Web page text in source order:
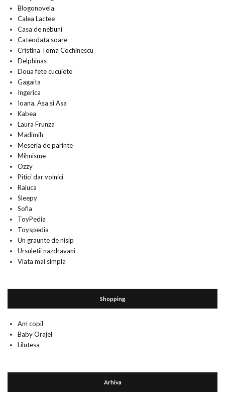
Blogonovela
Calea Lactee
Casa de nebuni
Cateodata soare
Cristina Toma Cochinescu
Delphinas
Doua fete cucuiete
Gagaita
Ingerica
Ioana. Asa si Asa
Kabea
Laura Frunza
Madimih
Meseria de parinte
Mihnisme
Ozzy
Pitici dar voinici
Raluca
Sleepy
Sofia
ToyPedia
Toyspedia
Un graunte de nisip
Ursuletii nazdravani
Viata mai simpla
Shopping
Am copil
Baby Orajel
Lilutesa
Arhiva